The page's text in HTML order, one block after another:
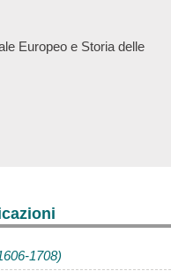
Europeo e Storia delle
1708)